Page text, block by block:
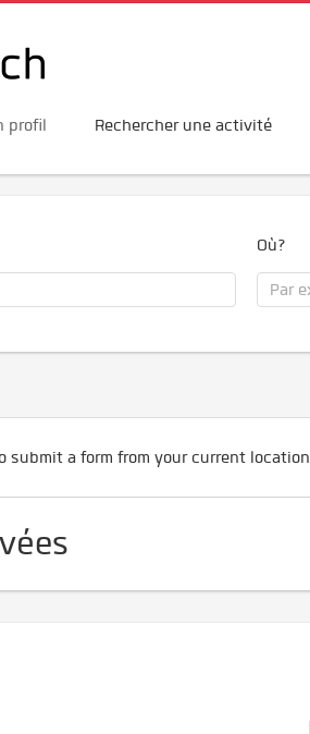
profil Rechercher une activité
Où?
submit a form from your current location.